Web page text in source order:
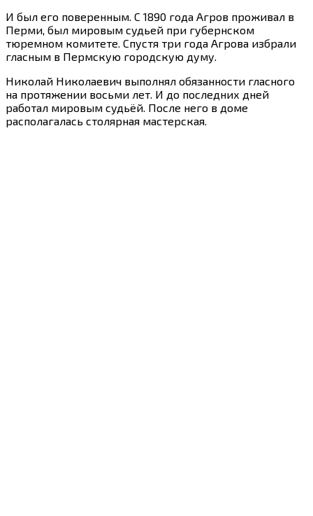
И был его поверенным. С 1890 года Агров проживал в
Перми, был мировым судьей при губернском
тюремном комитете. Спустя три года Агрова избрали
гласным в Пермскую городскую думу.
Николай Николаевич выполнял обязанности гласного
на протяжении восьми лет. И до последних дней
работал мировым судьёй. После него в доме
располагалась столярная мастерская.